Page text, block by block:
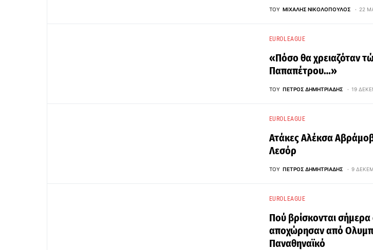
ΤΟΥ ΜΙΧΆΛΗΣ ΝΙΚΟΛΌΠΟΥΛΟΣ 22
EUROLEAGUE
«Πόσο θα χρειαζόταν
Παπαπέτρου…»
ΤΟΥ ΠΈΤΡΟΣ ΔΗΜΗΤΡΙΆΔΗΣ 19
EUROLEAGUE
Ατάκες Αλέκσα
Λεσόρ
ΤΟΥ ΠΈΤΡΟΣ ΔΗΜΗΤΡΙΆΔΗΣ 9
EUROLEAGUE
Πού βρίσκονται σήμερα
αποχώρησαν από
Παναθηναϊκό